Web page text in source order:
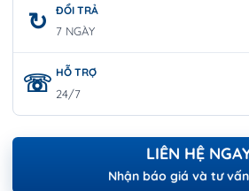
ĐỔI TRẢ
7 NGÀY
HỖ TRỢ
24/7
LIÊN HỆ
Nhận báo giá và tư